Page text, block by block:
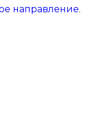
направление.